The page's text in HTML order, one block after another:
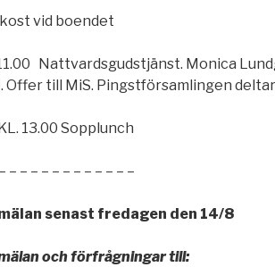
vid boendet
Nattvardsgudstjänst. Monica
Offer till MiS. Pingstförsamlingen
13.00 Sopplunch
– – – – – – – – – – – –
senast fredagen den 14/8
och förfrågningar till: